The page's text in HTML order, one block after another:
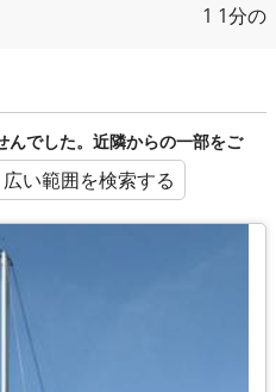
1 1分の
んでした。近隣からの一部をご
広い範囲を検索する